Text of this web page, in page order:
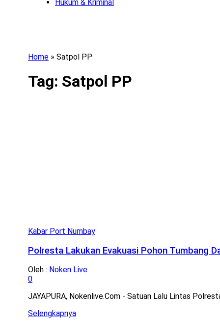
Hukum & Kriminal
Home » Satpol PP
Tag: Satpol PP
Kabar Port Numbay
Polresta Lakukan Evakuasi Pohon Tumbang
Oleh : Noken Live
0
JAYAPURA, Nokenlive.Com - Satuan Lalu Lintas
SelengkapnyaDetails